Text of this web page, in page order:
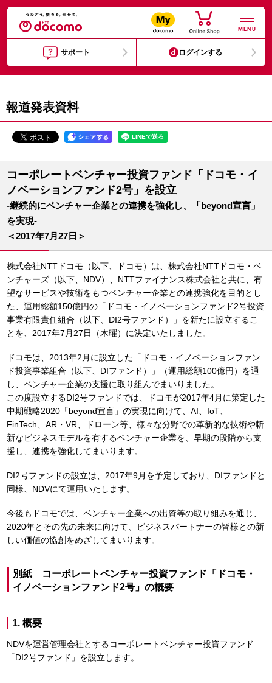
MENU
サポート ログインする
報道発表資料
コーポレートベンチャー投資ファンド「ドコモ・イ
ノベーションファンド2号」を設立
-継続的にベンチャー企業との連携を強化し、「beyond宣言」
を実現-
＜2017年7月27日＞
株式会社NTTドコモ（以下、ドコモ）は、株式会社NTTドコモ・ベ
ンチャーズ（以下、NDV）、NTTファイナンス株式会社と共に、有
望なサービスや技術をもつベンチャー企業との連携強化を目的とし
た、運用総額150億円の「ドコモ・イノベーションファンド2号投資
事業有限責任組合（以下、DI2号ファンド）」を新たに設立するこ
とを、2017年7月27日（木曜）に決定いたしました。
ドコモは、2013年2月に設立した「ドコモ・イノベーションファン
ド投資事業組合（以下、DIファンド）」（運用総額100億円）を通
し、ベンチャー企業の支援に取り組んでまいりました。
この度設立するDI2号ファンドでは、ドコモが2017年4月に策定した
中期戦略2020「beyond宣言」の実現に向けて、AI、IoT、
FinTech、AR・VR、ドローン等、様々な分野での革新的な技術や斬
新なビジネスモデルを有するベンチャー企業を、早期の段階から支
援し、連携を強化してまいります。
DI2号ファンドの設立は、2017年9月を予定しており、DIファンドと
同様、NDVにて運用いたします。
今後もドコモでは、ベンチャー企業への出資等の取り組みを通じ、
2020年とその先の未来に向けて、ビジネスパートナーの皆様との新
しい価値の協創をめざしてまいります。
別紙 コーポレートベンチャー投資ファンド「ドコモ・
イノベーションファンド2号」の概要
1. 概要
NDVを運営管理会社とするコーポレートベンチャー投資ファンド
「DI2号ファンド」を設立します。